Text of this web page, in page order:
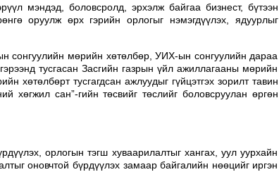
мэндэд, боловсролд, эрхэлж байгаа бизнест, бүтээн
оруулж өрх гэрийн орлогыг нэмэгдүүлэх, ядуурлыг
мөрийн хөтөлбөр, УИХ-ын сонгуулийн дараа
тусгасан Засгийн газрын үйл ажиллагааны мөрийн
хөтөлбөрт тусгагдсан ажлуудыг гүйцэтгэх зорилт тавин
хөгжил сан”-гийн төсвийг төслийг боловсруулан өргөн
орлогын тэгш хуваарилалтыг хангах, уул уурхайн
оновчтой бүрдүүлэх замаар байгалийн нөөцийг иргэн